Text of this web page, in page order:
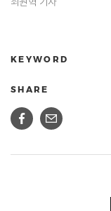
KEYWORD
SHARE